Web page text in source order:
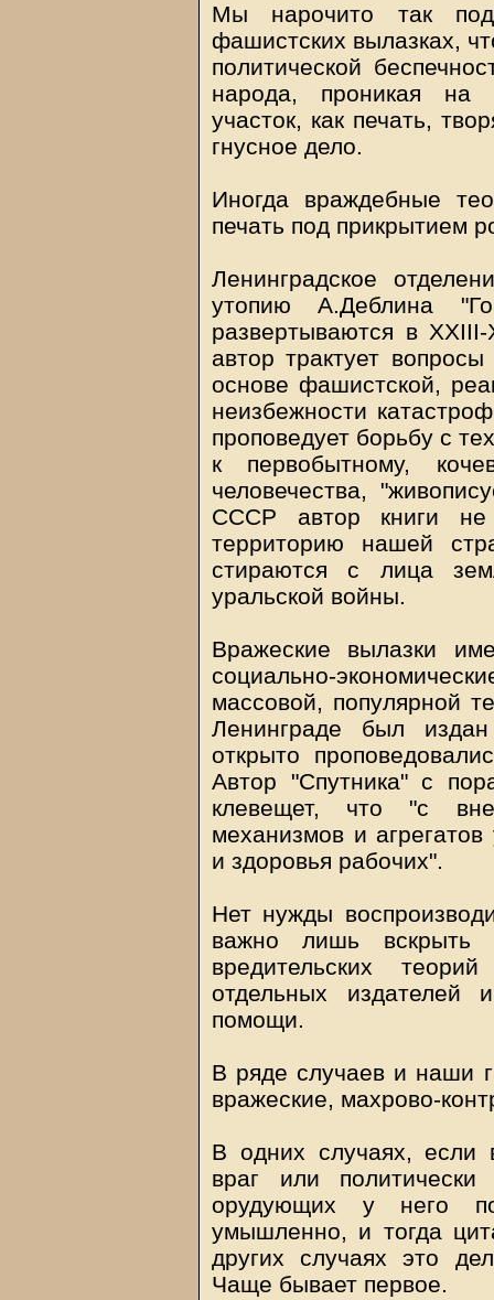
Мы нарочито так
фашистских вылазках,
политической
народа, проникая на
участок, как печать,
гнусное дело.
Иногда враждебные
печать под прикрытием
Ленинградское
утопию А.Деблина
развертываются в
автор трактует
основе фашистской,
неизбежности
проповедует борьбу с
к первобытному,
человечества,
СССР автор книги не
территорию нашей
стираются с лица
уральской войны.
Вражеские вылазки
социально-
массовой, популярной
Ленинграде был
открыто
Автор "Спутника" с
клевещет, что "с
механизмов и
и здоровья рабочих".
Нет нужды
важно лишь вскрыть
вредительских
отдельных
помощи.
В ряде случаев и наши
вражеские, махрово-
В одних случаях, если
враг или
орудующих у него
умышленно, и тогда
других случаях это
Чаще бывает первое.